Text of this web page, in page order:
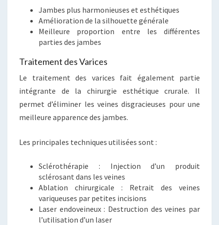
Jambes plus harmonieuses et esthétiques
Amélioration de la silhouette générale
Meilleure proportion entre les différentes
parties des jambes
Traitement des Varices
Le traitement des varices fait également partie
intégrante de la chirurgie esthétique crurale. Il
permet d’éliminer les veines disgracieuses pour une
meilleure apparence des jambes.
Les principales techniques utilisées sont :
Sclérothérapie : Injection d’un produit
sclérosant dans les veines
Ablation chirurgicale : Retrait des veines
variqueuses par petites incisions
Laser endoveineux : Destruction des veines par
l’utilisation d’un laser